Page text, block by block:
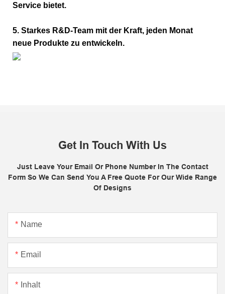
Service bietet.
5. Starkes R&D-Team mit der Kraft, jeden Monat
neue Produkte zu entwickeln.
Get In Touch With Us
Just Leave Your Email Or Phone Number In The Contact
Form So We Can Send You A Free Quote For Our Wide Range
Of Designs
Name
Email
Inhalt